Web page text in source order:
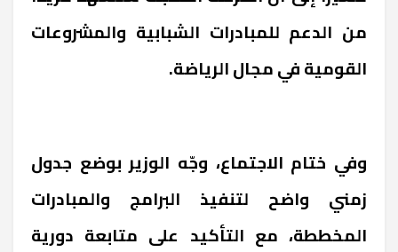
من الدعم للمبادرات الشبابية والمشروعات
القومية في مجال الرياضة.
وفي ختام الاجتماع، وجّه الوزير بوضع جدول
زمني واضح لتنفيذ البرامج والمبادرات
المخططة، مع التأكيد على متابعة دورية